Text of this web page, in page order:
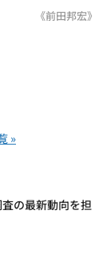
《前田邦宏》
の最新動向を担